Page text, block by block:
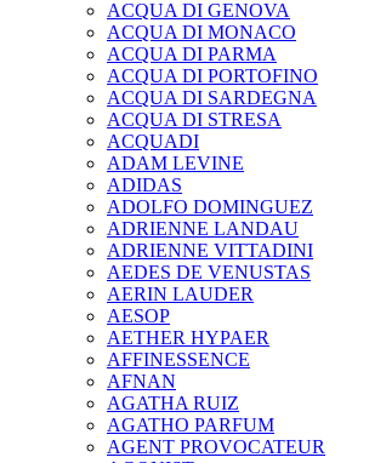
ACQUA DI GENOVA
ACQUA DI MONACO
ACQUA DI PARMA
ACQUA DI PORTOFINO
ACQUA DI SARDEGNA
ACQUA DI STRESA
ACQUADI
ADAM LEVINE
ADIDAS
ADOLFO DOMINGUEZ
ADRIENNE LANDAU
ADRIENNE VITTADINI
AEDES DE VENUSTAS
AERIN LAUDER
AESOP
AETHER HYPAER
AFFINESSENCE
AFNAN
AGATHA RUIZ
AGATHO PARFUM
AGENT PROVOCATEUR